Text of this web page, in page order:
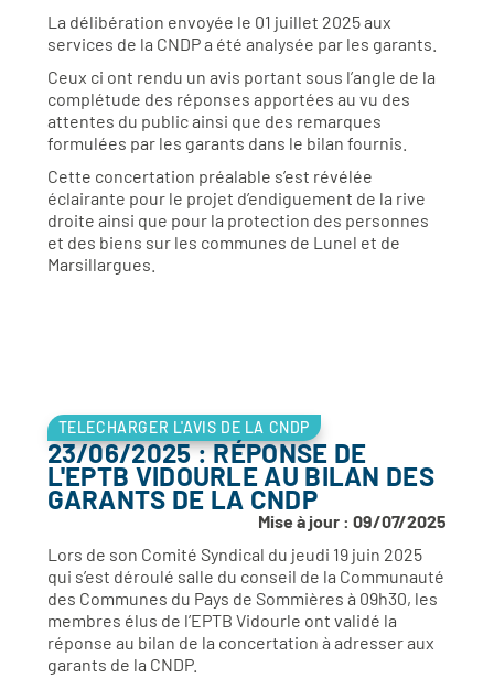
La délibération envoyée le 01 juillet 2025 aux
services de la CNDP a été analysée par les garants.
Ceux ci ont rendu un avis portant sous l’angle de la
complétude des réponses apportées au vu des
attentes du public ainsi que des remarques
formulées par les garants dans le bilan fournis.
Cette concertation préalable s’est révélée
éclairante pour le projet d’endiguement de la rive
droite ainsi que pour la protection des personnes
et des biens sur les communes de Lunel et de
Marsillargues.
TELECHARGER L'AVIS DE LA CNDP
23/06/2025 : RÉPONSE DE
L'EPTB VIDOURLE AU BILAN DES
GARANTS DE LA CNDP
Mise à jour : 09/07/2025
Lors de son Comité Syndical du jeudi 19 juin 2025
qui s’est déroulé salle du conseil de la Communauté
des Communes du Pays de Sommières à 09h30, les
membres élus de l’EPTB Vidourle ont validé la
réponse au bilan de la concertation à adresser aux
garants de la CNDP.